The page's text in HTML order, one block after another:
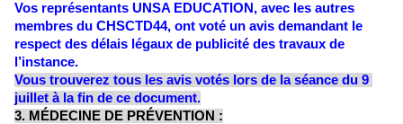
Vos représentants UNSA EDUCATION, avec les autres
membres du CHSCTD44, ont voté un avis demandant le
respect des délais légaux de publicité des travaux de
l’instance.
Vous trouverez tous les avis votés lors de la séance du 9
juillet à la fin de ce document.
3. MÉDECINE DE PRÉVENTION :